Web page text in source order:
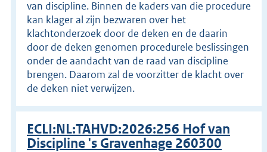
van discipline. Binnen de kaders van die procedure
kan klager al zijn bezwaren over het
klachtonderzoek door de deken en de daarin
door de deken genomen procedurele beslissingen
onder de aandacht van de raad van discipline
brengen. Daarom zal de voorzitter de klacht over
de deken niet verwijzen.
ECLI:NL:TAHVD:2026:256 Hof van
Discipline 's Gravenhage 260300